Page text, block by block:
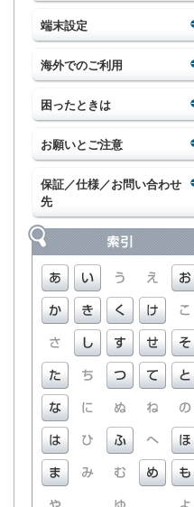
端末設定
海外でのご利用
困ったときは
お願いとご注意
保証／仕様／お問い合わせ
先